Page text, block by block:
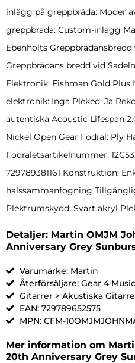
inlägg på greppbräda: Moder
greppbräda: Custom-inlägg
Ebenholts Greppbrädansbredd
Greppbrädans bredd vid
Elektronik: Fishman Gold
elektronik: Inga Pleked: Ja
autentiska Acoustic Lifespan
Nickel Open Gear Fodral: Ply
Fodraletsartikelnummer:
729789381161 Konstruktion:
halssammanfogning
Plektrumskydd: Svart akryl
Detaljer: Martin OMJM
Anniversary Grey
Varumärke: Martin
Återförsäljare: Gear 4
Gitarrer > Akustiska
EAN: 729789652575
MPN: CFM-
Mer information om
20th Anniversary Grey